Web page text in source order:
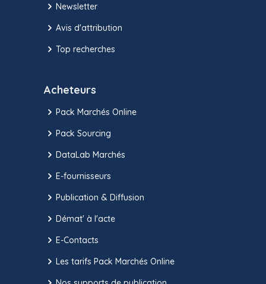
Newsletter
Avis d'attribution
Top recherches
Acheteurs
Pack Marchés Online
Pack Sourcing
DataLab Marchés
E-fournisseurs
Publication & Diffusion
Démat' à l'acte
E-Contacts
Les tarifs Pack Marchés Online